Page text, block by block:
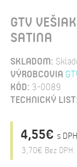
GTV
SATINA
SKLADOM:
VÝROBCOVIA
KÓD: 3-0089
TECHNICKÝ
4,55€ s DPH
3,70€ Bez DPH: